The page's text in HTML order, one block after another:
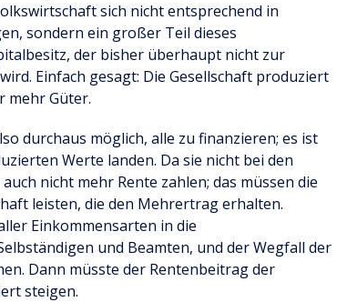
sich nicht entsprechend in
sondern ein großer Teil dieses
der bisher überhaupt nicht zur
Einfach gesagt: Die Gesellschaft produziert
mehr Güter.
durchaus möglich, alle zu finanzieren; es ist
Werte landen. Da sie nicht bei den
nicht mehr Rente zahlen; das müssen die
leisten, die den Mehrertrag erhalten.
Einkommensarten in die
und Beamten, und der Wegfall der
Dann müsste der Rentenbeitrag der
steigen.